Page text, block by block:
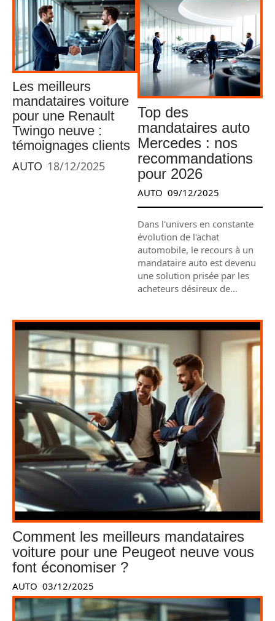
Les meilleurs
mandataires voiture
pour une Renault
Twingo neuve :
témoignages clients
AUTO 18/12/2025
Top des
mandataires auto
Mercedes : nos
recommandations
pour 2026
AUTO 09/12/2025
Dans l'univers en constante
évolution de l'achat
automobile, le recours à un
mandataire auto est devenu
une solution prisée par les
acheteurs désireux de…
Comment les meilleurs mandataires
voiture pour une Peugeot neuve vous
font économiser ?
AUTO 03/12/2025